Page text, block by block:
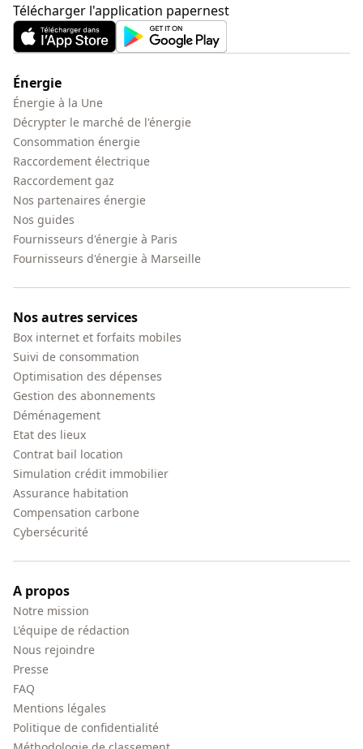
Télécharger l'application papernest
Énergie
Énergie à la Une
Décrypter le marché de l'énergie
Consommation énergie
Raccordement électrique
Raccordement gaz
Nos partenaires énergie
Nos guides
Fournisseurs d'énergie à Paris
Fournisseurs d'énergie à Marseille
Nos autres services
Box internet et forfaits mobiles
Suivi de consommation
Optimisation des dépenses
Gestion des abonnements
Déménagement
Etat des lieux
Contrat bail location
Simulation crédit immobilier
Assurance habitation
Compensation carbone
Cybersécurité
A propos
Notre mission
L'équipe de rédaction
Nous rejoindre
Presse
FAQ
Mentions légales
Politique de confidentialité